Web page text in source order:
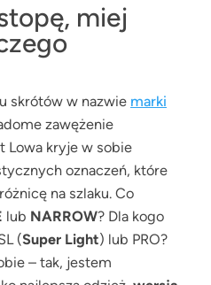
miej
skrótów w nazwie marki
zawężenie
Lowa kryje w sobie
oznaczeń, które
na szlaku. Co
lub NARROW? Dla kogo
(Super Light) lub PRO?
– tak, jestem